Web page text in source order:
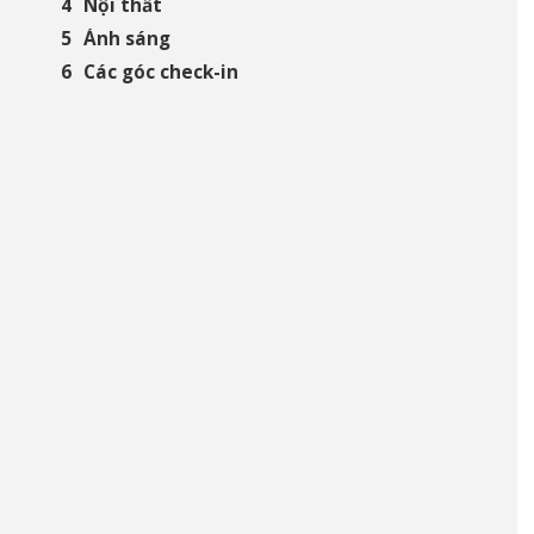
Nội thất
Ánh sáng
Các góc check-in